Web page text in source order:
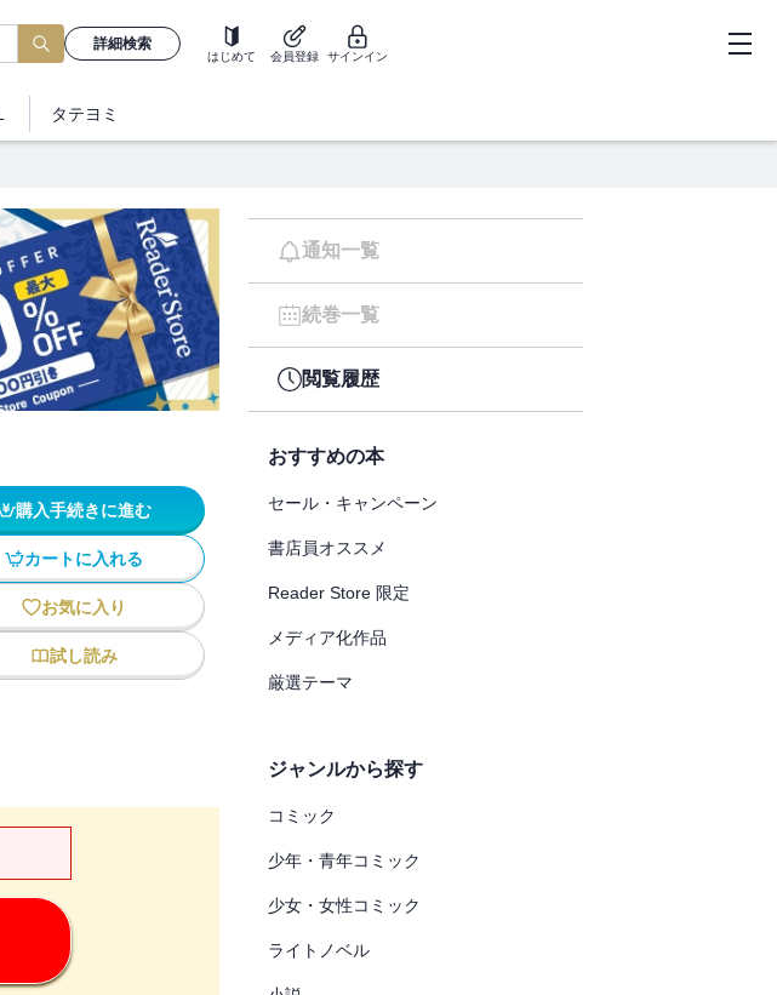
詳細検索
はじめて 会員登録 サインイン
タテヨミ
購入手続きに進む
カートに入れる
お気に入り
試し読み
通知一覧
続巻一覧
閲覧履歴
おすすめの本
セール・キャンペーン
書店員オススメ
Reader Store 限定
メディア化作品
厳選テーマ
ジャンルから探す
コミック
少年・青年コミック
少女・女性コミック
ライトノベル